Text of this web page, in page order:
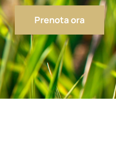
Prenota ora